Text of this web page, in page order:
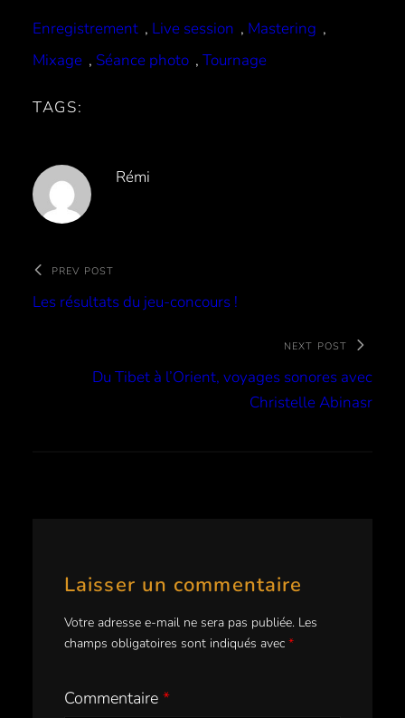
Enregistrement , Live session , Mastering ,
Mixage , Séance photo , Tournage
TAGS:
Rémi
PREV POST
Les résultats du jeu-concours !
NEXT POST
Du Tibet à l’Orient, voyages sonores avec
Christelle Abinasr
Laisser un commentaire
Votre adresse e-mail ne sera pas publiée. Les
champs obligatoires sont indiqués avec *
Commentaire *